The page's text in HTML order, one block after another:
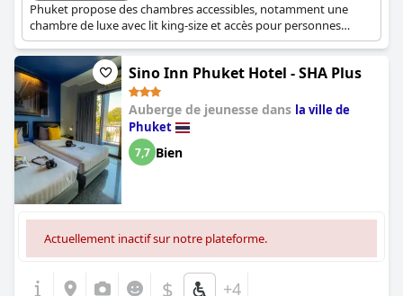
Phuket propose des chambres accessibles, notamment une
chambre de luxe avec lit king-size et accès pour personnes
handicapées. L'hôtel est accessible aux fauteuils roulants.
Sino Inn Phuket Hotel - SHA Plus
Auberge de jeunesse dans la ville de
Phuket
7,7 Bien
Actuellement inactif sur notre plateforme.
$ +4